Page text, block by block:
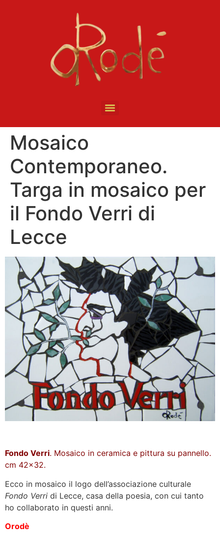
Mosaico
Contemporaneo.
Targa in mosaico per
il Fondo Verri di
Lecce
Fondo Verri. Mosaico in ceramica e pittura su pannello.
cm 42×32.
Ecco in mosaico il logo dell’associazione culturale
Fondo Verri di Lecce, casa della poesia, con cui tanto
ho collaborato in questi anni.
Orodè